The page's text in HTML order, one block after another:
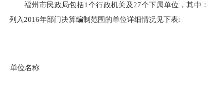
福州市民政局包括1个行政机关及27个下属单位，其中：
列入 2016年部门决算编制范围的单位详细情况见下表:
单位名称